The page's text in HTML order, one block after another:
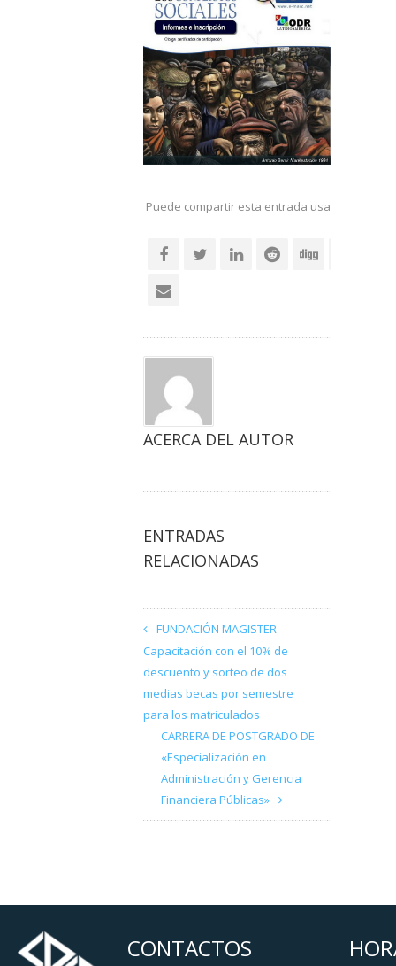
Puede compartir esta entrada usando sus
ACERCA DEL AUTOR
ENTRADAS
RELACIONADAS
FUNDACIÓN MAGISTER –
Capacitación con el 10% de
descuento y sorteo de dos
medias becas por semestre
para los matriculados
CARRERA DE POSTGRADO DE
«Especialización en
Administración y Gerencia
Financiera Públicas»
CONTACTOS